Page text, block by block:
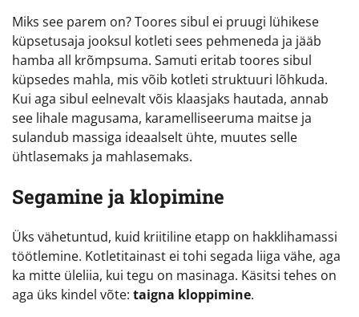
Miks see parem on? Toores sibul ei pruugi lühikese
küpsetusaja jooksul kotleti sees pehmeneda ja jääb
hamba all krõmpsuma. Samuti eritab toores sibul
küpsedes mahla, mis võib kotleti struktuuri lõhkuda.
Kui aga sibul eelnevalt võis klaasjaks hautada, annab
see lihale magusama, karamelliseeruma maitse ja
sulandub massiga ideaalselt ühte, muutes selle
ühtlasemaks ja mahlasemaks.
Segamine ja klopimine
Üks vähetuntud, kuid kriitiline etapp on hakklihamassi
töötlemine. Kotletitainast ei tohi segada liiga vähe, aga
ka mitte üleliia, kui tegu on masinaga. Käsitsi tehes on
aga üks kindel võte: taigna kloppimine.